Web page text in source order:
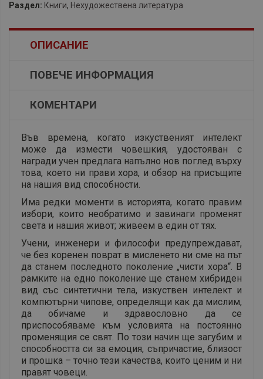
Раздел: Книги, Нехудожествена литература
ОПИСАНИЕ
ПОВЕЧЕ ИНФОРМАЦИЯ
КОМЕНТАРИ
Във времена, когато изкуственият интелект
може да измести човешкия, удостояван с
награди учен предлага напълно нов поглед върху
това, което ни прави хора, и обзор на присъщите
на нашия вид способности.
Има редки моменти в историята, когато правим
избори, които необратимо и завинаги променят
света и нашия живот; живеем в един от тях.
Учени, инженери и философи предупреждават,
че без коренен поврат в мисленето ни сме на път
да станем последното поколение „чисти хора“. В
рамките на едно поколение ще станем хибриден
вид със синтетични тела, изкуствен интелект и
компютърни чипове, определящи как да мислим,
да обичаме и здравословно да се
приспособяваме към условията на постоянно
променящия се свят. По този начин ще загубим и
способността си за емоция, съпричастие, близост
и прошка – точно тези качества, които ценим и ни
правят човеци.